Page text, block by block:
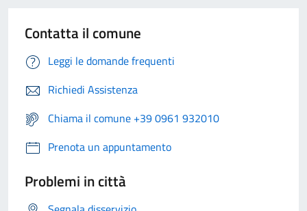
Contatta il comune
Leggi le domande frequenti
Richiedi Assistenza
Chiama il comune +39 0961 932010
Prenota un appuntamento
Problemi in città